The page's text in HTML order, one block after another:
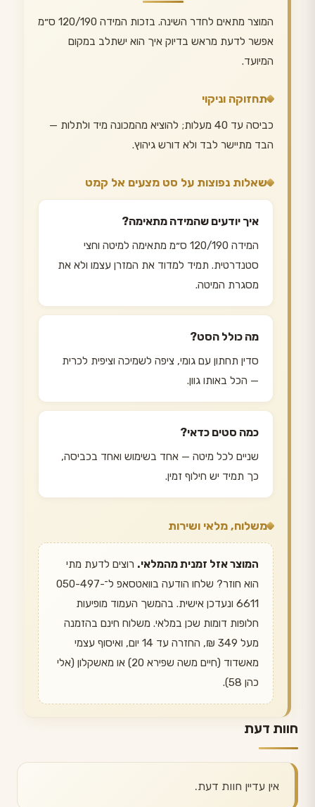
המוצר מתאים לחדר השינה. בזכות המידה 120/190 ס״מ
אפשר לדעת מראש בדיוק איך הוא ישתלב במקום
המיועד.
תחזוקה וניקוי
כביסה עד 40 מעלות; להוציא מהמכונה מיד ולתלות —
הבד מתיישר לבד ולא דורש גיהוץ.
שאלות נפוצות על סט מצעים אל קמט
איך יודעים שהמידה מתאימה?
המידה 120/190 ס״מ מתאימה למיטה וחצי
סטנדרטית. תמיד למדוד את המזרן עצמו ולא את
מסגרת המיטה.
מה כולל הסט?
סדין תחתון עם גומי, ציפה לשמיכה וציפית לכרית
— הכל באותו גוון.
כמה סטים כדאי?
שניים לכל מיטה — אחד בשימוש ואחד בכביסה,
כך תמיד יש חילוף זמין.
משלוח, מלאי ושירות
המוצר אזל זמנית מהמלאי. רוצים לדעת מתי
הוא חוזר? שלחו הודעה בוואטסאפ ל־050-497-
6611 ונעדכן אישית. בהמשך העמוד מופיעות
חלופות דומות שכן במלאי. משלוח חינם בהזמנה
מעל 349 ₪, החזרה עד 14 יום, ואיסוף עצמי
מאשדוד (חיים משה שפירא 20) או מאשקלון (אלי
כהן 58).
חוות דעת
אין עדיין חוות דעת.